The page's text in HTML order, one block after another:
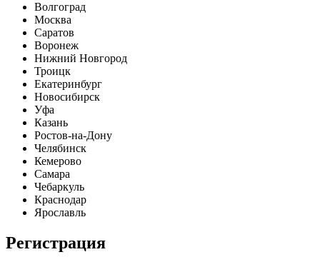
Волгоград
Москва
Саратов
Воронеж
Нижний Новгород
Троицк
Екатеринбург
Новосибирск
Уфа
Казань
Ростов-на-Дону
Челябинск
Кемерово
Самара
Чебаркуль
Краснодар
Ярославль
Регистрация